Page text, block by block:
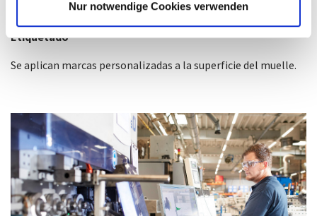
Nur notwendige Cookies verwenden
Etiquetado
Se aplican marcas personalizadas a la superficie del muelle.